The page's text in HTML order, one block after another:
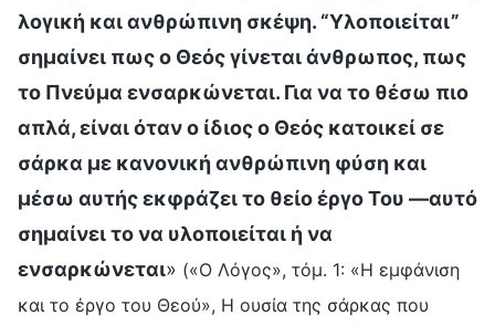
λογική και ανθρώπινη σκέψη. “Υλοποιείται”
σημαίνει πως ο Θεός γίνεται άνθρωπος, πως
το Πνεύμα ενσαρκώνεται. Για να το θέσω πιο
απλά, είναι όταν ο ίδιος ο Θεός κατοικεί σε
σάρκα με κανονική ανθρώπινη φύση και
μέσω αυτής εκφράζει το θείο έργο Του —αυτό
σημαίνει το να υλοποιείται ή να
ενσαρκώνεται» («Ο Λόγος», τόμ. 1: «Η εμφάνιση
και το έργο του Θεού», Η ουσία της σάρκας που